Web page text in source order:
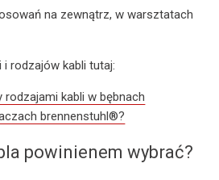
na zewnątrz, w warsztatach
rodzajów kabli tutaj:
kabli w bębnach
brennenstuhl®?
powinienem wybrać?